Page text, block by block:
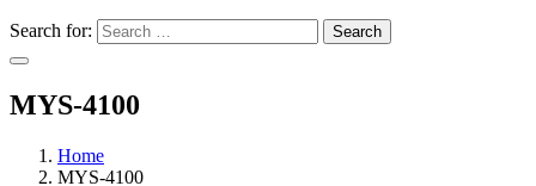
Search for: Search
MYS-4100
Home
MYS-4100